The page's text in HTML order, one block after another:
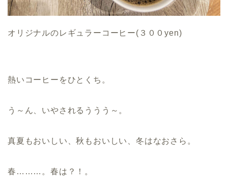
オリジナルのレギュラーコーヒー(３００yen)
熱いコーヒーをひとくち。
う～ん、いやされるううう～。
真夏もおいしい、秋もおいしい、冬はなおさら。
春………。春は？！。